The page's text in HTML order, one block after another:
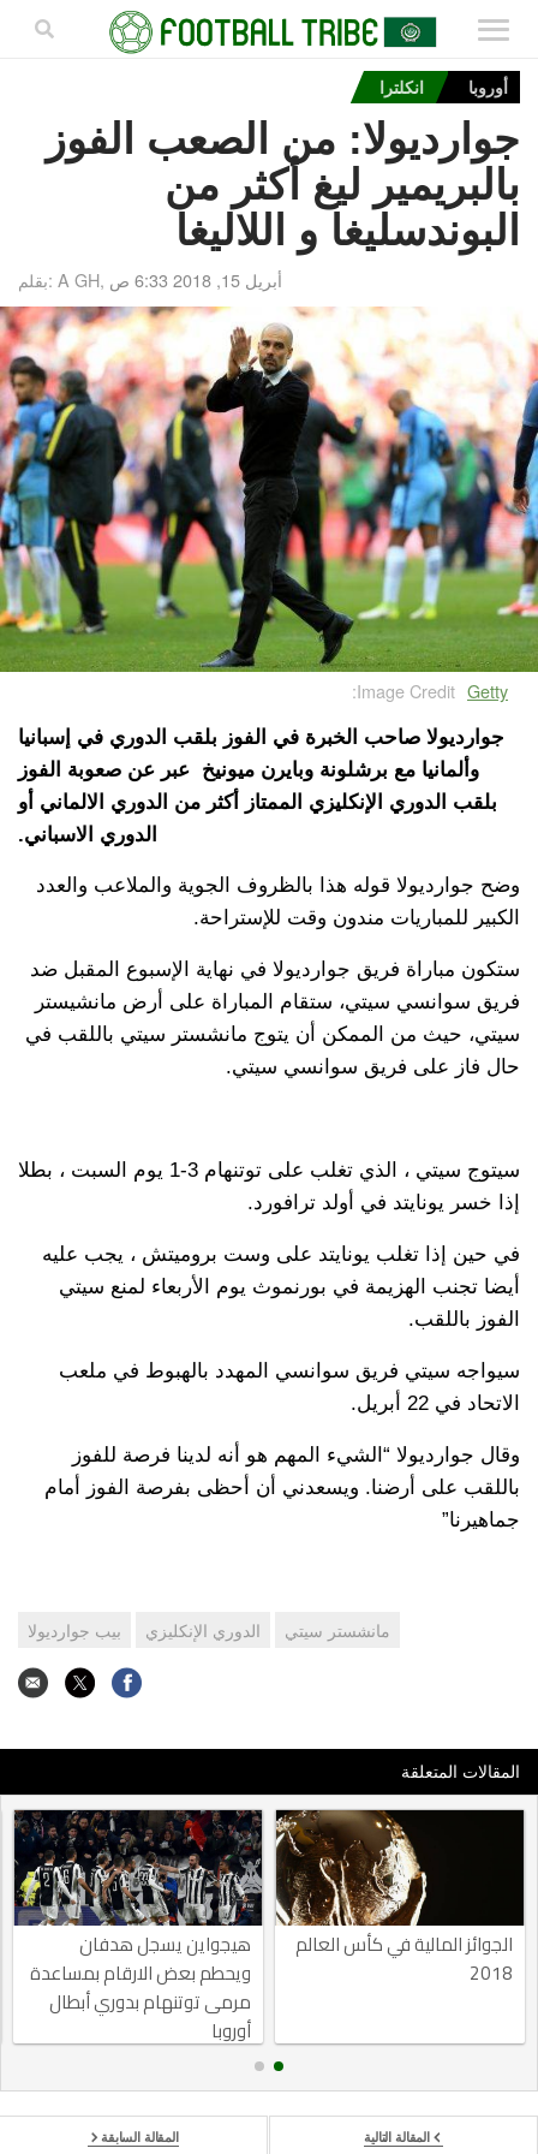
أوروبا انكلترا
جوارديولا: من الصعب الفوز
بالبريمير ليغ أكثر من
البوندسليغا و اللاليغا
بقلم: A GH, أبريل 15, 2018 6:33 ص
Image Credit: Getty
جوارديولا صاحب الخبرة في الفوز بلقب الدوري في إسبانيا
وألمانيا مع برشلونة وبايرن ميونيخ عبر عن صعوبة الفوز
بلقب الدوري الإنكليزي الممتاز أكثر من الدوري الالماني أو
الدوري الاسباني.
وضح جوارديولا قوله هذا بالظروف الجوية والملاعب والعدد
الكبير للمباريات مندون وقت للإستراحة.
ستكون مباراة فريق جوارديولا في نهاية الإسبوع المقبل ضد
فريق سوانسي سيتي، ستقام المباراة على أرض مانشيستر
سيتي، حيث من الممكن أن يتوج مانشستر سيتي باللقب في
حال فاز على فريق سوانسي سيتي.
سيتوج سيتي ، الذي تغلب على توتنهام 3-1 يوم السبت ، بطلا
إذا خسر يونايتد في أولد ترافورد.
في حين إذا تغلب يونايتد على وست بروميتش ، يجب عليه
أيضا تجنب الهزيمة في بورنموث يوم الأربعاء لمنع سيتي
الفوز باللقب.
سيواجه سيتي فريق سوانسي المهدد بالهبوط في ملعب
الاتحاد في 22 أبريل.
وقال جوارديولا “الشيء المهم هو أنه لدينا فرصة للفوز
باللقب على أرضنا. ويسعدني أن أحظى بفرصة الفوز أمام
جماهيرنا”
مانشستر سيتي الدوري الإنكليزي بيب جوارديولا
المقالات المتعلقة
الجوائز المالية في كأس العالم
2018
هيجواين يسجل هدفان
ويحطم بعض الارقام بمساعدة
مرمى توتنهام بدوري أبطال
أوروبا
المقالة التالية المقالة السابقة